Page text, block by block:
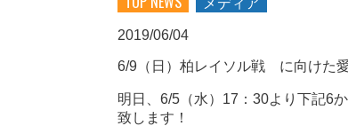
2019/06/04
6/9（日）柏レイソル戦 に向けた
明日、6/5（水）17：30より下記6
致します！